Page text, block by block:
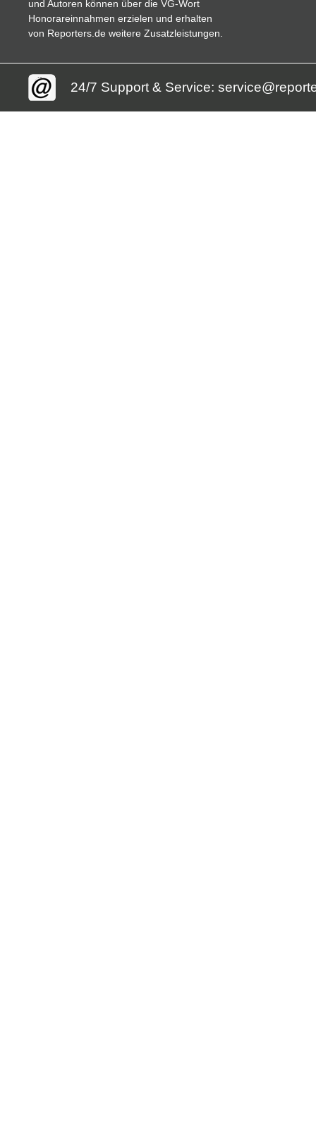
und Autoren können über die VG-Wort
Honorareinnahmen erzielen und erhalten
von Reporters.de weitere Zusatzleistungen.
24/7 Support & Service: